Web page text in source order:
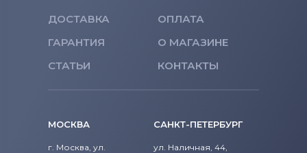
ДОСТАВКА
ОПЛАТА
ГАРАНТИЯ
О МАГАЗИНЕ
СТАТЬИ
КОНТАКТЫ
МОСКВА
г. Москва, ул.
САНКТ-ПЕТЕРБУРГ
ул. Наличная, 44,